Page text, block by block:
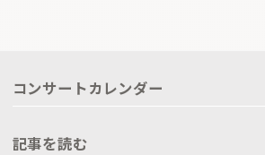
コンサートカレンダー
記事を読む